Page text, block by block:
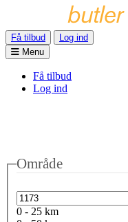
Få tilbud
Log ind
Menu
Få tilbud
Log ind
Område
0 - 25 km